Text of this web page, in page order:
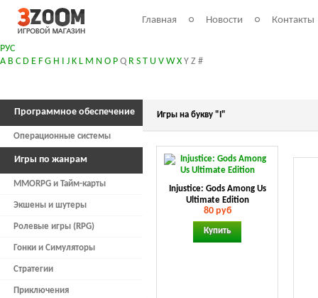
Главная Новости Контакты
РУС
A B C D E F G H I J K L M N O P Q R S T U V W X Y Z #
Программное обеспечение
Операционные системы
Игры по жанрам
MMORPG и Тайм-карты
Экшены и шутеры
Ролевые игры (RPG)
Гонки и Симуляторы
Стратегии
Приключения
Игры на букву "I"
Injustice: Gods Among Us
Ultimate Edition
80 руб
Купить